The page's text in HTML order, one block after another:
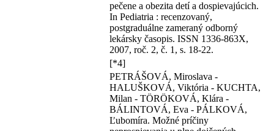
pečene a obezita detí a dospievajúcich.
In Pediatria : recenzovaný,
postgraduálne zameraný odborný
lekársky časopis. ISSN 1336-863X,
2007, roč. 2, č. 1, s. 18-22.
[*4]
PETRÁŠOVÁ, Miroslava -
HALUŠKOVÁ, Viktória - KUCHTA,
Milan - TÖRÖKOVÁ, Klára -
BÁLINTOVÁ, Eva - PÁLKOVÁ,
Ľubomíra. Možné príčiny